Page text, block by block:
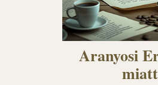
Aranyosi